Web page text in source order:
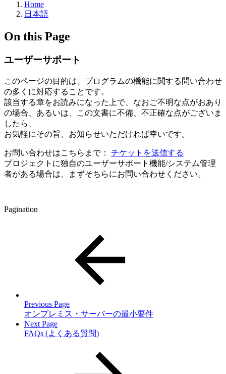
Home
日本語
On this Page
ユーザーサポート
このページの目的は、プログラムの機能に関する問い合わせ
の多くに対応することです。
該当する章をお読みになった上で、なおご不明な点がおあり
の場合、あるいは、この文書に不備、不正確な点がございま
したら、
お気軽にその旨、お知らせいただければ幸いです。
お問い合わせはこちらまで： チケットを送信する
プロジェクトに独自のユーザーサポート機能/システム管理
者がある場合は、まずそちらにお問い合わせください。
Pagination
Previous Page
オンプレミス・サーバーの最小要件
Next Page
FAQs (よくある質問)